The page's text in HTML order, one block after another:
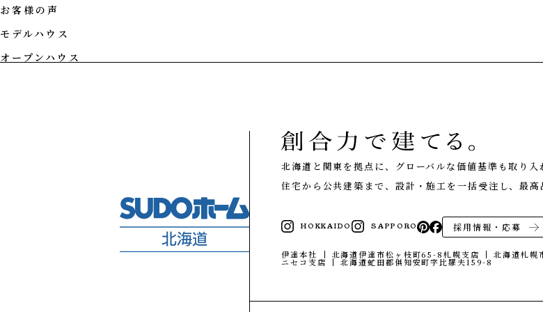
私たちの想い
家づくりの流れ
施工エリア
ギャラリー
タグで写真を見る
お知らせ
EVENT
イベント情報
LIVE REPORT
見せます建築現場
ABOUT
会社紹介
企業コンセプト・会社概要
ONLINE MEETING
お客様の声
モデルハウス
オープンハウス
北海道と関東を拠点に、グローバルな価値基準も取り
住宅から公共建築まで、設計・施工を一括受注し、最高
HOKKAIDO SAPPORO 採用情報・応募
伊達本社 北海道伊達市松ヶ枝町65-8札幌支店 北海道札幌
ニセコ支店 北海道虻田郡俱知安町字比羅夫159-8